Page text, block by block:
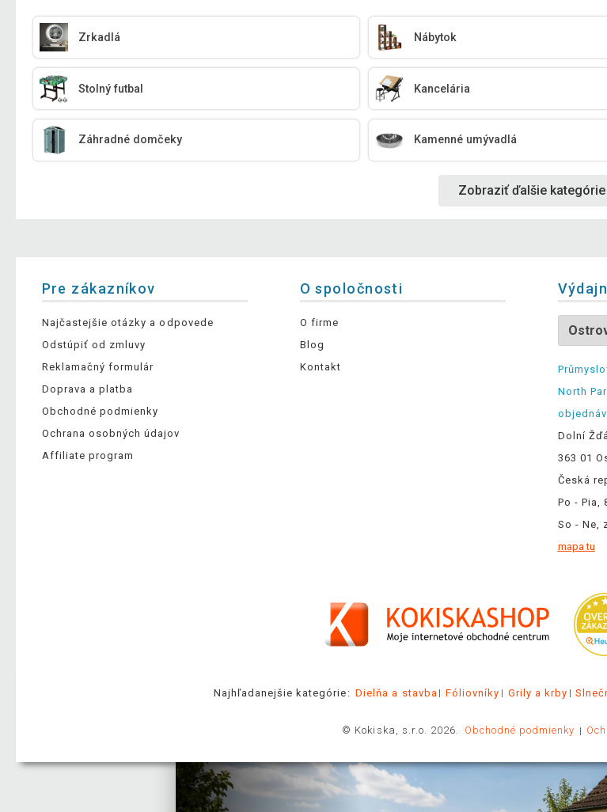
Zrkadlá Nábytok
Stolný futbal Kancelária
Záhradné domčeky Kamenné umývadlá
Zobraziť ďalšie kategórie
Pre zákazníkov
Najčastejšie otázky a odpovede
Odstúpiť od zmluvy
Reklamačný formulár
Doprava a platba
Obchodné podmienky
Ochrana osobných údajov
Affiliate program
O spoločnosti
O firme
Blog
Kontakt
North
Dolní
363 01
Česká
Po - Pia,
So - Ne,
mapa tu
Najhľadanejšie kategórie: Dielňa a stavba Fóliovníky Grily a krby
© Kokiska, s.r.o. 2026. Obchodné podmienky